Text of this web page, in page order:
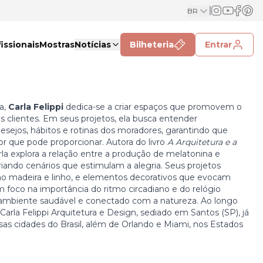
BR
MostrasNotícias Bilheteria Entrar
Carla Felippi dedica-se a criar espaços que promovem o
clientes. Em seus projetos, ela busca entender
hábitos e rotinas dos moradores, garantindo que
que pode proporcionar. Autora do livro A Arquitetura e a
explora a relação entre a produção de melatonina e
cenários que estimulam a alegria. Seus projetos
madeira e linho, e elementos decorativos que evocam
foco na importância do ritmo circadiano e do relógio
saudável e conectado com a natureza. Ao longo
Felippi Arquitetura e Design, sediado em Santos (SP), já
cidades do Brasil, além de Orlando e Miami, nos Estados